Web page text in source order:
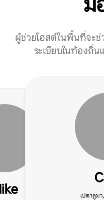
ผู้ช่วยโฮสต์ในพื้นที่จะ
ระเบียบในท้องถิ่
เปตาลูม